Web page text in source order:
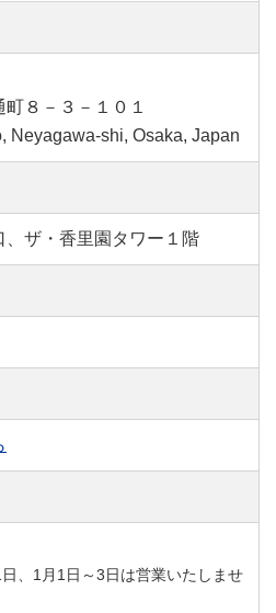
８－３－１０１
Neyagawa-shi, Osaka, Japan
ザ・香里園タワー１階
、1月1日～3日は営業いたしませ